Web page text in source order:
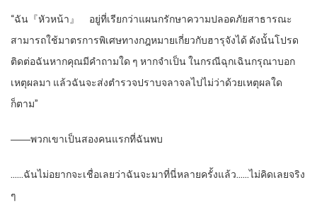
“ฉัน『หัวหน้า』 อยู่ที่เรียกว่าแผนกรักษาความปลอดภัยสาธารณะ
สามารถใช้มาตรการพิเศษทางกฎหมายเกี่ยวกับฮารุจังได้ ดังนั้นโปรด
ติดต่อฉันหากคุณมีคำถามใด ๆ หากจำเป็น ในกรณีฉุกเฉินกรุณาบอก
เหตุผลมา แล้วฉันจะส่งตำรวจปราบจลาจลไปไม่ว่าด้วยเหตุผลใด
ก็ตาม”
――พวกเขาเป็นสองคนแรกที่ฉันพบ
……ฉันไม่อยากจะเชื่อเลยว่าฉันจะมาที่นี่หลายครั้งแล้ว……ไม่คิดเลยจริง
ๆ